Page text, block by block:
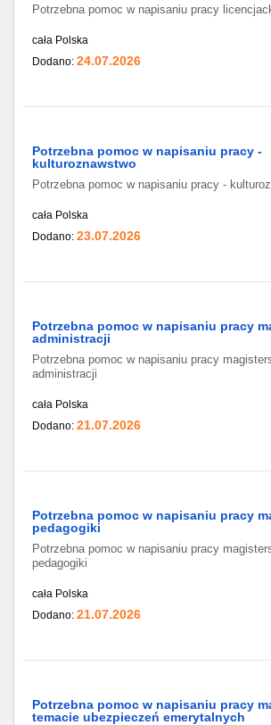
Potrzebna pomoc w napisaniu pracy
cała Polska
Dodano: 24.07.2026
Potrzebna pomoc w napisaniu pracy -
kulturoznawstwo
Potrzebna pomoc w napisaniu pracy -
cała Polska
Dodano: 23.07.2026
Potrzebna pomoc w napisaniu pracy
administracji
Potrzebna pomoc w napisaniu pracy
administracji
cała Polska
Dodano: 21.07.2026
Potrzebna pomoc w napisaniu pracy
pedagogiki
Potrzebna pomoc w napisaniu pracy
pedagogiki
cała Polska
Dodano: 21.07.2026
Potrzebna pomoc w napisaniu pracy
temacie ubezpieczeń emerytalnych